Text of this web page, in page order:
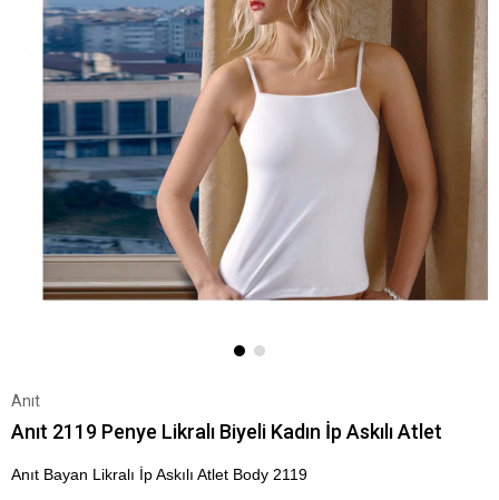
Anıt
Anıt 2119 Penye Likralı Biyeli Kadın İp Askılı Atlet
Anıt Bayan Likralı İp Askılı Atlet Body 2119